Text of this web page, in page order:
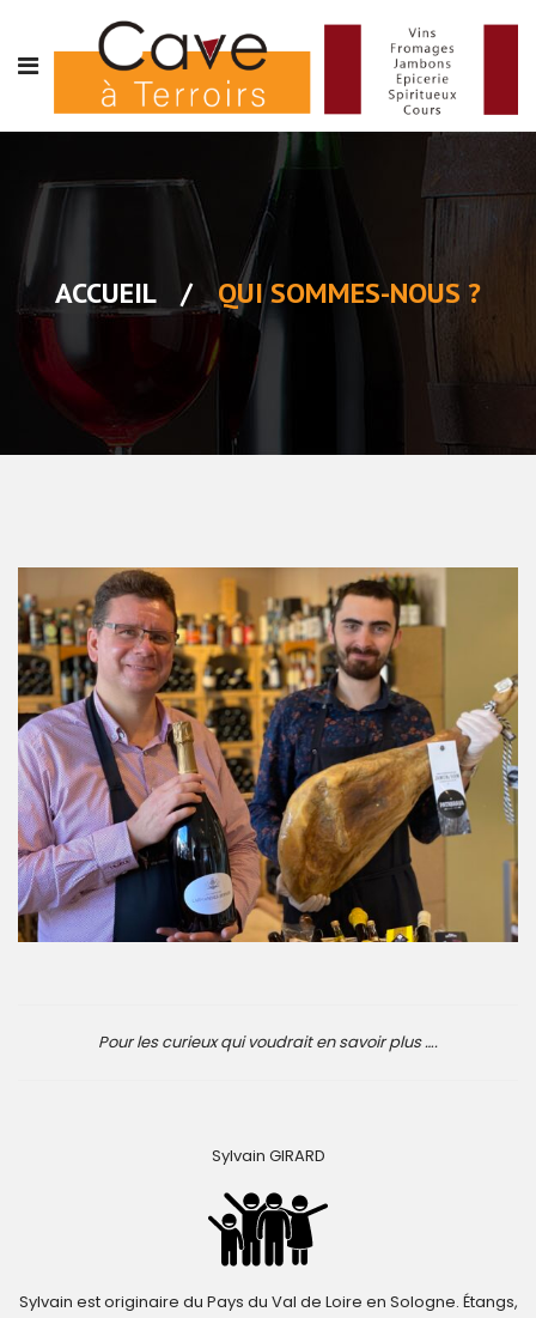
ACCUEIL / QUI SOMMES-NOUS ?
Pour les curieux qui voudrait en savoir plus ….
Sylvain GIRARD
Sylvain est originaire du Pays du Val de Loire en Sologne. Étangs,